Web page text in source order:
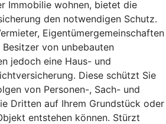
Immobilie wohnen, bietet die
den notwendigen Schutz.
Eigentümergemeinschaften
von unbebauten
jedoch eine Haus- und
Diese schützt Sie
von Personen-, Sach- und
Dritten auf Ihrem Grundstück oder
entstehen können. Stürzt